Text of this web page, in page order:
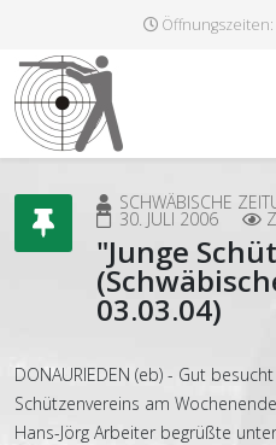
Öffnungszeiten:
SCHWÄBISCHE
30. JULI 2006
"Junge
03.03.04)
DONAURIEDEN (eb) - Gut
Schützenvereins am
Hans-Jörg Arbeiter begrüßte